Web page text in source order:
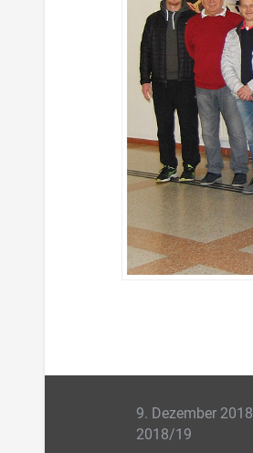
9. Dezember 2018
2018/19